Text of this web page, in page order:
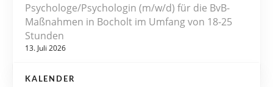
Psychologe/Psychologin (m/w/d) für die BvB-
Maßnahmen in Bocholt im Umfang von 18-25
Stunden
13. Juli 2026
KALENDER